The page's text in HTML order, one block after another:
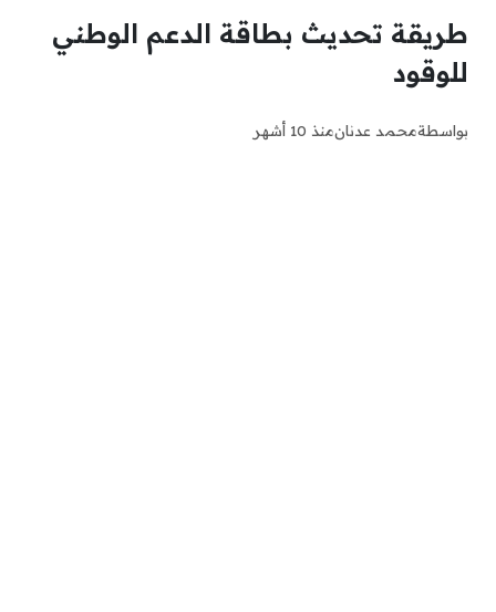
طريقة تحديث بطاقة الدعم الوطني
للوقود
بواسطةمحمد عدنانمنذ 10 أشهر